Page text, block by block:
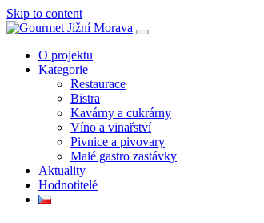
Skip to content
O projektu
Kategorie
Restaurace
Bistra
Kavárny a cukrárny
Víno a vinařství
Pivnice a pivovary
Malé gastro zastávky
Aktuality
Hodnotitelé